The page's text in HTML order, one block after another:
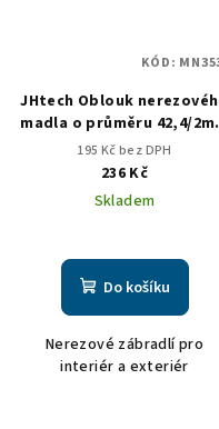
JHtech Oblouk
madla o průměru 42,4/
oblý
195 Kč bez DPH
236 Kč
Skladem
Do košíku
Nerezové zábradlí pro
interiér a exteriér
KÓD: